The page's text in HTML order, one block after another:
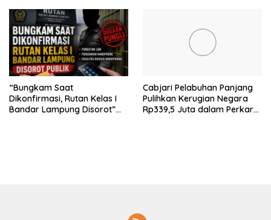
“Bungkam Saat
Dikonfirmasi, Rutan Kelas I
Bandar Lampung Disorot”
Cabjari Pelabuhan Panjang
Pulihkan Kerugian Negara
Rp339,5 Juta dalam Perkara